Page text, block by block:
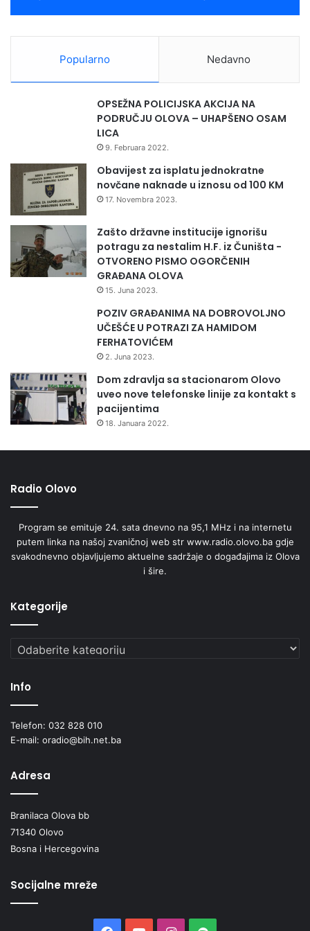
Popularno Nedavno
OPSEŽNA POLICIJSKA AKCIJA NA
PODRUČJU OLOVA – UHAPŠENO OSAM
LICA
9. Februara 2022.
Obavijest za isplatu jednokratne
novčane naknade u iznosu od 100 KM
17. Novembra 2023.
Zašto državne institucije ignorišu
potragu za nestalim H.F. iz Čuništa -
OTVORENO PISMO OGORČENIH
GRAĐANA OLOVA
15. Juna 2023.
POZIV GRAĐANIMA NA DOBROVOLJNO
UČEŠĆE U POTRAZI ZA HAMIDOM
FERHATOVIĆEM
2. Juna 2023.
Dom zdravlja sa stacionarom Olovo
uveo nove telefonske linije za kontakt s
pacijentima
18. Januara 2022.
Radio Olovo
Program se emituje 24. sata dnevno na 95,1 MHz i na internetu
putem linka na našoj zvaničnoj web str www.radio.olovo.ba gdje
svakodnevno objavljujemo aktuelne sadržaje o događajima iz Olova
i šire.
Kategorije
Kategorije
Info
Telefon: 032 828 010
E-mail: oradio@bih.net.ba
Adresa
Branilaca Olova bb
71340 Olovo
Bosna i Hercegovina
Socijalne mreže